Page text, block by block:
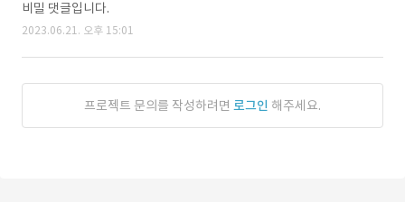
비밀 댓글입니다.
2023.06.21. 오후 15:01
프로젝트 문의를 작성하려면 로그인 해주세요.